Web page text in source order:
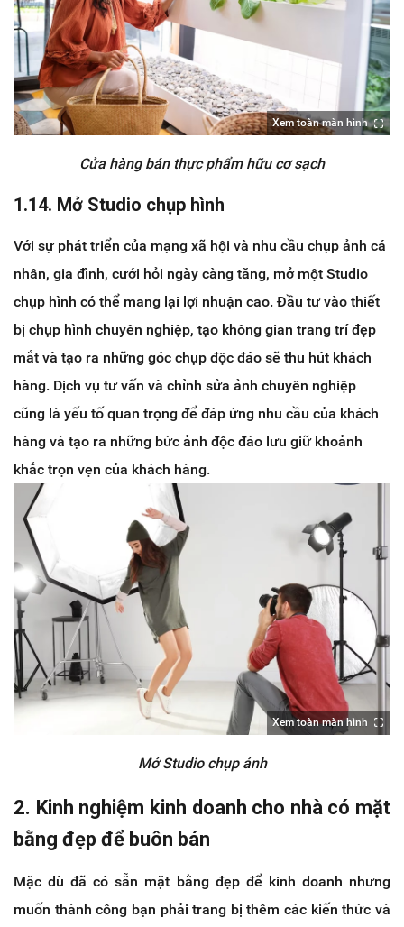
Xem toàn màn hình
Cửa hàng bán thực phẩm hữu cơ sạch
1.14. Mở Studio chụp hình
Với sự phát triển của mạng xã hội và nhu cầu chụp ảnh cá
nhân, gia đình, cưới hỏi ngày càng tăng, mở một Studio
chụp hình có thể mang lại lợi nhuận cao. Đầu tư vào thiết
bị chụp hình chuyên nghiệp, tạo không gian trang trí đẹp
mắt và tạo ra những góc chụp độc đáo sẽ thu hút khách
hàng. Dịch vụ tư vấn và chỉnh sửa ảnh chuyên nghiệp
cũng là yếu tố quan trọng để đáp ứng nhu cầu của khách
hàng và tạo ra những bức ảnh độc đáo lưu giữ khoảnh
khắc trọn vẹn của khách hàng.
Xem toàn màn hình
Mở Studio chụp ảnh
2. Kinh nghiệm kinh doanh cho nhà có mặt
bằng đẹp để buôn bán
Mặc dù đã có sẵn mặt bằng đẹp để kinh doanh nhưng
muốn thành công bạn phải trang bị thêm các kiến thức và